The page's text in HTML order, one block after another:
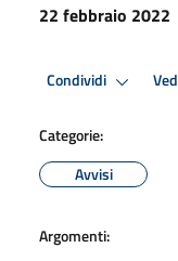
22 febbraio 2022
Condividi
Categorie:
Avvisi
Argomenti: